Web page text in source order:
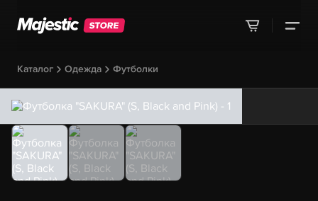
Каталог Одежда Футболки